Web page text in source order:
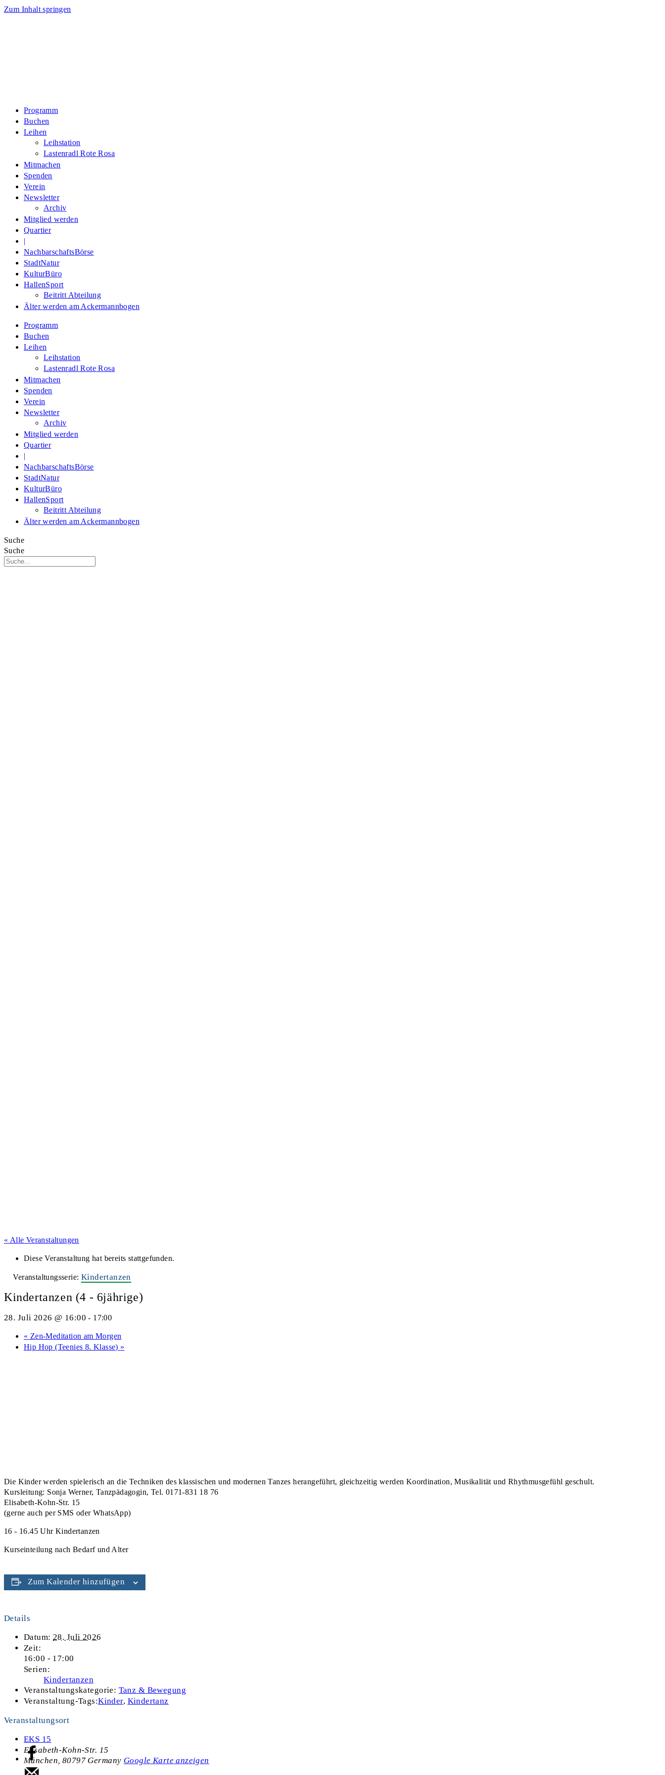
Zum Inhalt springen
Programm
Buchen
Leihen
Leihstation
Lastenradl Rote Rosa
Mitmachen
Spenden
Verein
Newsletter
Archiv
Mitglied werden
Quartier
|
NachbarschaftsBörse
StadtNatur
KulturBüro
HallenSport
Beitritt Abteilung
Älter werden am Ackermannbogen
Programm
Buchen
Leihen
Leihstation
Lastenradl Rote Rosa
Mitmachen
Spenden
Verein
Newsletter
Archiv
Mitglied werden
Quartier
|
NachbarschaftsBörse
StadtNatur
KulturBüro
HallenSport
Beitritt Abteilung
Älter werden am Ackermannbogen
Suche
Suche
« Alle Veranstaltungen
Diese Veranstaltung hat bereits stattgefunden.
Veranstaltungsserie: Kindertanzen
Kindertanzen (4 - 6jährige)
28. Juli 2026 @ 16:00 - 17:00
« Zen-Meditation am Morgen
Hip Hop (Teenies 8. Klasse) »
Die Kinder werden spielerisch an die Techniken des klassischen und modernen Tanzes herangeführt, gleichzeitig werden Koordination, Musikalität und Rhythmusgefühl geschult.
Kursleitung: Sonja Werner, Tanzpädagogin, Tel. 0171-831 18 76
Elisabeth-Kohn-Str. 15
(gerne auch per SMS oder WhatsApp)
16 - 16.45 Uhr Kindertanzen
Kurseinteilung nach Bedarf und Alter
Zum Kalender hinzufügen
Details
Datum: 28. Juli 2026
Zeit:
16:00 - 17:00
Serien:
Kindertanzen
Veranstaltungskategorie: Tanz & Bewegung
Veranstaltung-Tags:Kinder, Kindertanz
Veranstaltungsort
EKS 15
Elisabeth-Kohn-Str. 15
München, 80797 Germany Google Karte anzeigen